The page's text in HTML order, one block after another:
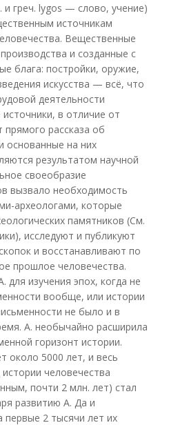
греч. lygos — слово, учение)
источникам
Вещественные
и созданные с
блага: постройки, оружие,
искусства — всё, что
деятельности
в отличие от
рассказа об
основанные на них
результатом научной
своеобразие
вызвало необходимость
археологами, которые
памятников (См.
исследуют и публикуют
и восстанавливают по
прошлое человечества.
для изучения эпох, когда не
вообще, или истории
не было и в
А. необычайно расширила
горизонт истории.
около 5000 лет, и весь
человечества
почти 2 млн. лет) стал
развитию А. Да и
первые 2 тысячи лет их